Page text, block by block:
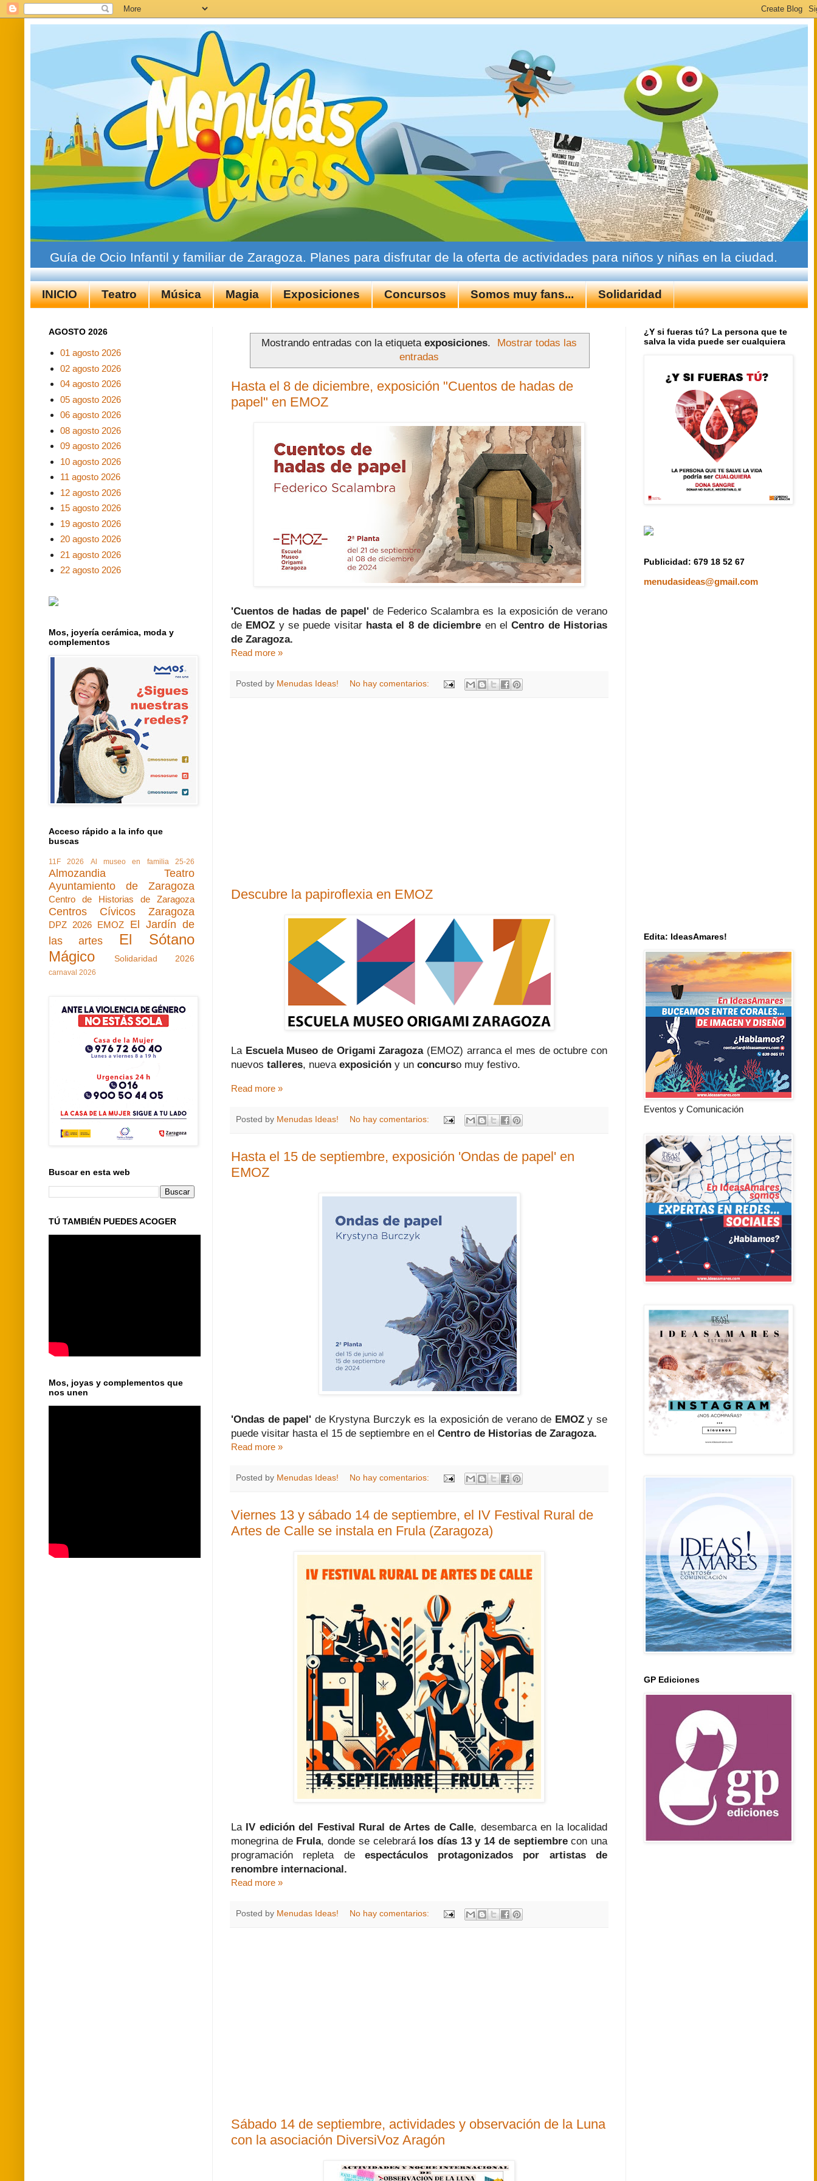
Guía de Ocio Infantil y familiar de Zaragoza. Planes para disfrutar de la oferta de actividades para niños y niñas en la ciudad.
INICIO Teatro Música Magia Exposiciones Concursos Somos muy fans... Solidaridad
Mostrando entradas con la etiqueta exposiciones.
Mostrar todas las
entradas
Hasta el 8 de diciembre, exposición "Cuentos de hadas de
papel" en EMOZ
'Cuentos de hadas de papel'de Federico Scalambra es la exposición de verano
de EMOZ y se puede visitar hasta el 8 de diciembre en elCentro de Historias
de Zaragoza.
Read more »
Posted by Menudas Ideas! No hay comentarios:
Descubre la papiroflexia en EMOZ
La Escuela Museo de Origami Zaragoza(EMOZ) arranca el mes de octubre con
nuevos talleres, nueva exposición y un concurso muy festivo.
Read more »
Posted by Menudas Ideas! No hay comentarios:
Hasta el 15 de septiembre, exposición 'Ondas de papel' en
EMOZ
'Ondas de papel' de Krystyna Burczyk es la exposición de verano de EMOZy se
puede visitar hasta el 15 de septiembre en el Centro de Historias de Zaragoza.
Read more »
Posted by Menudas Ideas! No hay comentarios:
Viernes 13 y sábado 14 de septiembre, el IV Festival Rural de
Artes de Calle se instala en Frula (Zaragoza)
La IV edición del Festival Rural de Artes de Calle, desembarca en la localidad
monegrina de Frula, donde se celebrará los días 13 y 14 de septiembrecon una
programación repleta de espectáculos protagonizados por artistas de
renombre internacional.
Read more »
Posted by Menudas Ideas! No hay comentarios:
Sábado 14 de septiembre, actividades y observación de la Luna
con la asociación DiversiVoz Aragón
AGOSTO 2026
01 agosto 2026
02 agosto 2026
04 agosto 2026
05 agosto 2026
06 agosto 2026
08 agosto 2026
09 agosto 2026
10 agosto 2026
11 agosto 2026
12 agosto 2026
15 agosto 2026
19 agosto 2026
20 agosto 2026
21 agosto 2026
22 agosto 2026
Mos, joyería cerámica, moda y
complementos
Acceso rápido a la info que
buscas
11F 2026 Al museo en familia 25-26
Almozandia Teatro
Ayuntamiento de Zaragoza
Centro de Historias de Zaragoza
Centros Cívicos Zaragoza
DPZ 2026 EMOZ
El Jardín de
las artes
El Sótano
Mágico
Solidaridad 2026
carnaval 2026
Buscar en esta web
TÚ TAMBIÉN PUEDES ACOGER
Mos, joyas y complementos que
nos unen
¿Y si fueras tú? La persona que te
salva la vida puede ser cualquiera
Publicidad: 679 18 52 67
menudasideas@gmail.com
Edita: IdeasAmares!
Eventos y Comunicación
GP Ediciones